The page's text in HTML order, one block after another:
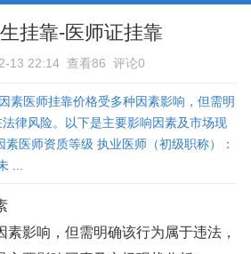
挂靠-医师证挂靠
13 22:14 查看86 评论0
素医师挂靠价格受多种因素影响，但需明
律风险。以下是主要影响因素及市场现
医师资质等级‌ 执业医师（初级职称）：
...
素影响，但需明确该行为属于违法，